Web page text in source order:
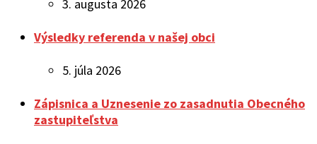
3. augusta 2026
Výsledky referenda v našej obci
5. júla 2026
Zápisnica a Uznesenie zo zasadnutia Obecného
zastupiteľstva